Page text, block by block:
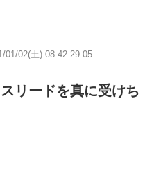
01/02(土) 08:42:29.05
リードを真に受けち